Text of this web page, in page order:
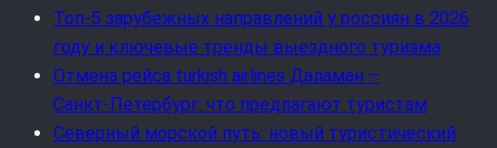
Топ-5 зарубежных направлений у россиян в 2026
году и ключевые тренды выездного туризма
Отмена рейса turkish airlines Даламан –
Санкт‑Петербург: что предлагают туристам
Северный морской путь: новый туристический